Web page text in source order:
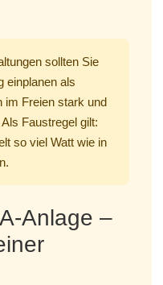
sollten Sie
einplanen als
im Freien stark und
Faustregel gilt:
so viel Watt wie in
Anlage –